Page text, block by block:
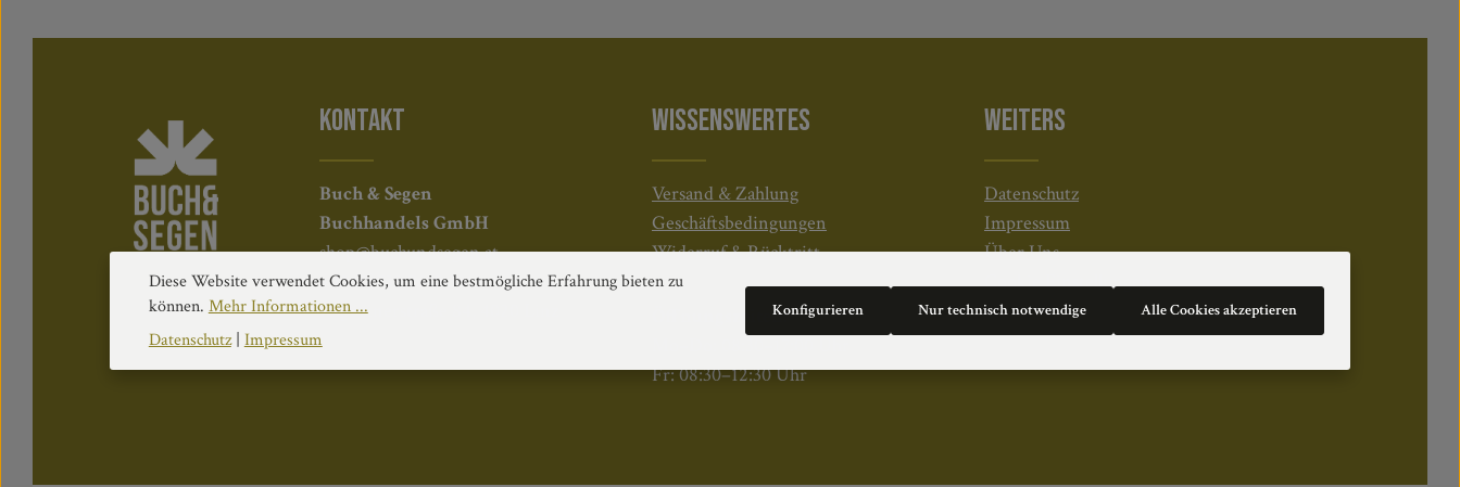
KONTAKT
Buch & Segen
Buchhandels GmbH
shop@buchundsegen.at
+43 (0)732 7610 3813
Kapuzinerstraße 84, 4020 Linz
WISSENSWERTES
Versand & Zahlung
Geschäftsbedingungen
Widerruf & Rücktritt
Öffnungszeiten:
Fr: 08:30–12:30 Uhr
WEITERS
Datenschutz
Impressum
Über Uns
Cookie Einstellungen
Diese Website verwendet Cookies, um eine bestmögliche Erfahrung bieten zu
können. Mehr Informationen ...
Datenschutz| Impressum
Nur technisch notwendige
Konfigurieren Alle Cookies akzeptieren